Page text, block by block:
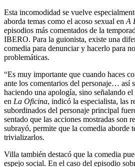
Esta incomodidad se vuelve
aborda temas como el acoso sexual en A
episodios más comentados de la
IBERO. Para la guionista, existe una
comedia para denunciar y hacerlo para
problemáticas.
“Es muy importante que cuando haces
ante los comentarios del personaje… así
haciendo una apología, sino señalando
en La Oficina, indicó la especialista, las
subordinados del personaje principal
sentado que las acciones mostradas son
subrayó, permite que la comedia aborde
trivializarlos.
Villa también destacó que la comedia
espejo social. En el caso del episodio